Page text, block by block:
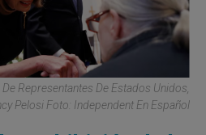
Representantes De Estados Unidos,
Pelosi Foto: Independent En Español